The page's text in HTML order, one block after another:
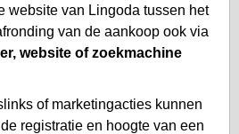
website van Lingoda tussen het
van de aankoop ook via
website of zoekmachine
of marketingacties kunnen
registratie en hoogte van een